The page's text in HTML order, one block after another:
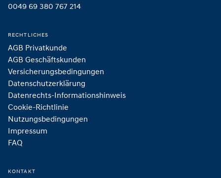
0049 69 380 767 214
RECHTLICHES
AGB Privatkunde
AGB Geschäftskunden
Versicherungsbedingungen
Datenschutzerklärung
Datenrechts-Informationshinweis
Cookie-Richtlinie
Nutzungsbedingungen
Impressum
FAQ
KONTAKT